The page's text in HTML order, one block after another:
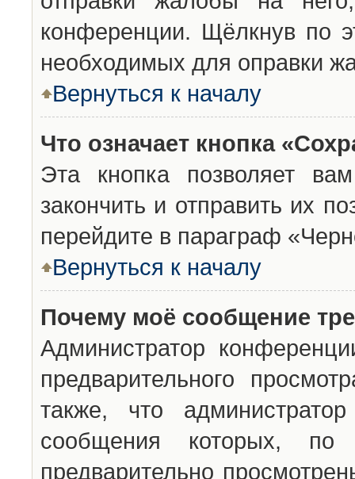
конференции. Щёлкнув по
необходимых для оправки
Вернуться к началу
Что означает кнопка
Эта кнопка позволяет
закончить и отправить их
перейдите в параграф
Вернуться к началу
Почему моё сообщение
Администратор
предварительного
также, что
сообщения которых,
предварительно